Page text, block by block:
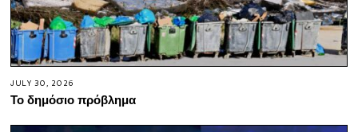
JULY 30, 2026
Το δημόσιο πρόβλημα